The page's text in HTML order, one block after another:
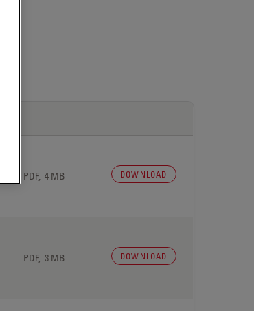
PDF, 4 MB DOWNLOAD
PDF, 3 MB DOWNLOAD